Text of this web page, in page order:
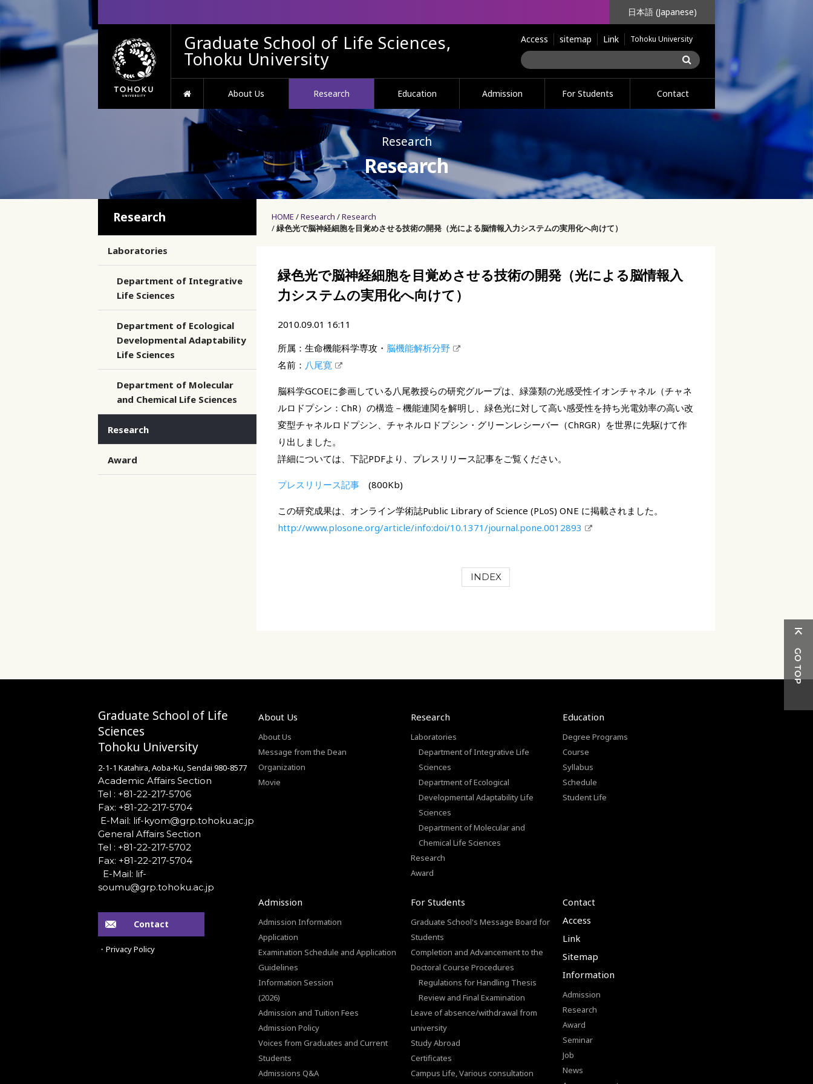
日本語 (Japanese)
Graduate School of Life Sciences,
Tohoku University
Access sitemap Link Tohoku University
HOMEAbout Us Research Education Admission For Students Contact
Research
Research
HOME Research
Research
緑色光で脳神経細胞を目覚めさせる技術の開発（光による脳情報入力システムの実用化へ向けて）
緑色光で脳神経細胞を目覚めさせる技術の開発（光による脳情報入
力システムの実用化へ向けて）
2010.09.01 16:11
所属：生命機能科学専攻・ 脳機能解析分野
名前： 八尾寛
脳科学GCOEに参画している八尾教授らの研究グループは、緑藻類の光感受性イオンチャネル（チャネ
ルロドプシン：ChR）の構造－機能連関を解明し、緑色光に対して高い感受性を持ち光電効率の高い改
変型チャネルロドプシン、チャネルロドプシン・グリーンレシーバー（ChRGR）を世界に先駆けて作
り出しました。
詳細については、下記PDFより、プレスリリース記事をご覧ください。
プレスリリース記事 (800Kb)
この研究成果は、オンライン学術誌Public Library of Science (PLoS) ONE に掲載されました。
http://www.plosone.org/article/info:doi/10.1371/journal.pone.0012893
INDEX
Research
Laboratories
Department of Integrative
Life Sciences
Department of Ecological
Developmental Adaptability
Life Sciences
Department of Molecular
and Chemical Life Sciences
Research
Award
Graduate School of Life
Sciences
Tohoku University
2-1-1 Katahira, Aoba-Ku, Sendai 980-8577
Academic Affairs Section
Tel : +81-22-217-5706
Fax: +81-22-217-5704
General Affairs Section
Tel : +81-22-217-5702
Fax: +81-22-217-5704
Contact
・Privacy Policy
About Us
About Us
Message from the Dean
Organization
Movie
Research
Laboratories
Department of Integrative Life
Sciences
Department of Ecological
Developmental Adaptability Life
Sciences
Department of Molecular and
Chemical Life Sciences
Research
Award
Education
Degree Programs
Course
Syllabus
Schedule
Student Life
Admission
Admission Information
Application
Examination Schedule and Application
Guidelines
Information Session
(2026)
Admission and Tuition Fees
Admission Policy
Voices from Graduates and Current
Students
Admissions Q&A
For Students
Graduate School's Message Board for
Students
Completion and Advancement to the
Doctoral Course Procedures
Regulations for Handling Thesis
Review and Final Examination
Leave of absence/withdrawal from
university
Study Abroad
Certificates
Campus Life, Various consultation
Contact
Access
Link
Sitemap
Information
Admission
Research
Award
Seminar
Job
News